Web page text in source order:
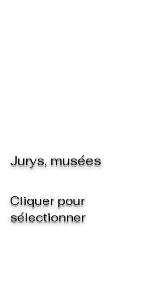
Jurys, musées
Cliquer pour
sélectionner